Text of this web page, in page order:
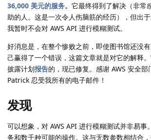
36,000 美元的服务。 它最终得到了解决（非常
助的人。这是一次令人伤脑筋的经历），但出
我暂时不会对 AWS API 进行模糊测试。
好消息是，在整个惨败之前，即使图书馆还没
己赢得了一个错误，这篇文章就是对它的解释
披露计划报告的，现已修复。感谢 AWS 安全
Patrick 忍受我所有的电子邮件！
发现
可以想象，对 AWS API 进行模糊测试并非易事
务和数千种可能的操作。这与无数参数相结合